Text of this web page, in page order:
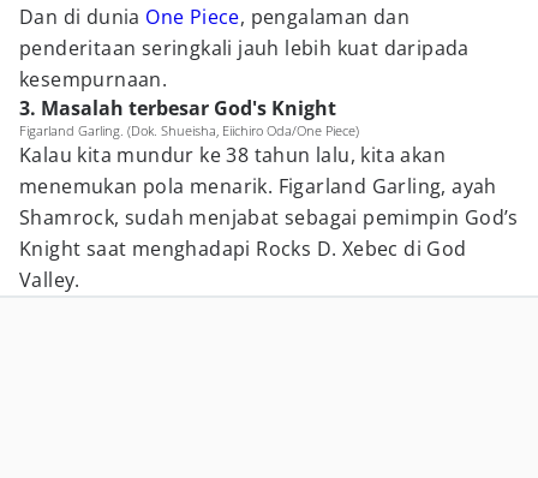
Dan di dunia One Piece, pengalaman dan
penderitaan seringkali jauh lebih kuat daripada
kesempurnaan.
3. Masalah terbesar God's Knight
Figarland Garling. (Dok. Shueisha, Eiichiro Oda/One Piece)
Kalau kita mundur ke 38 tahun lalu, kita akan
menemukan pola menarik. Figarland Garling, ayah
Shamrock, sudah menjabat sebagai pemimpin God’s
Knight saat menghadapi Rocks D. Xebec di God
Valley.